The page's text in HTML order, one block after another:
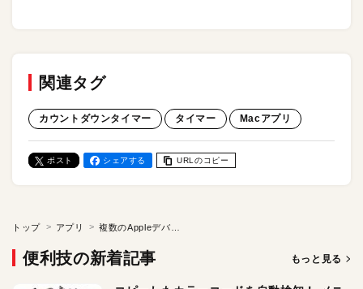
関連タグ
カウントダウンタイマー タイマー Macアプリ
ポスト シェアする URLのコピー
トップ アプリ
便利技の新着記事 もっと見る